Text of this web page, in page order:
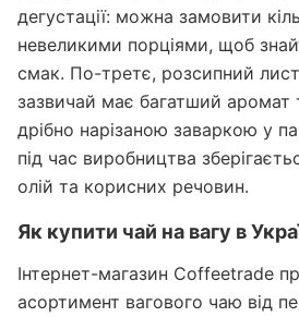
дегустації: можна замовити
невеликими порціями, щоб
смак. По-третє, розсипний
зазвичай має багатший аромат
дрібно нарізаною заваркою у
під час виробництва
олій та корисних речовин.
Як купити чай на вагу в
Інтернет-магазин Coffeetrade
асортимент вагового чаю від